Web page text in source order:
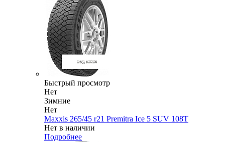
Быстрый просмотр
Нет
Зимние
Нет
Maxxis 265/45 r21 Premitra Ice 5 SUV 108T
Нет в наличии
Подробнее